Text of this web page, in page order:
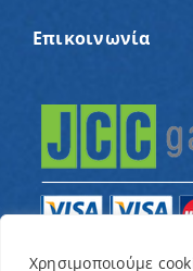
Χρησιμοποιούμε
Επικοινωνία